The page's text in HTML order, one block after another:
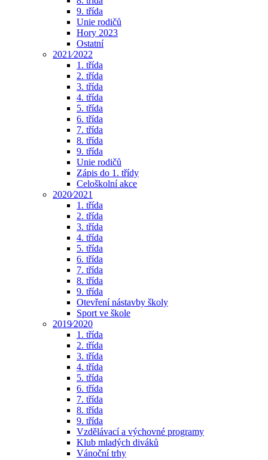
9. třída
Unie rodičů
Hory 2023
Ostatní
2021⁄2022
1. třída
2. třída
3. třída
4. třída
5. třída
6. třída
7. třída
8. třída
9. třída
Unie rodičů
Zápis do 1. třídy
Celoškolní akce
2020⁄2021
1. třída
2. třída
3. třída
4. třída
5. třída
6. třída
7. třída
8. třída
9. třída
Otevření nástavby školy
Sport ve škole
2019⁄2020
1. třída
2. třída
3. třída
4. třída
5. třída
6. třída
7. třída
8. třída
9. třída
Vzdělávací a výchovné programy
Klub mladých diváků
Vánoční trhy